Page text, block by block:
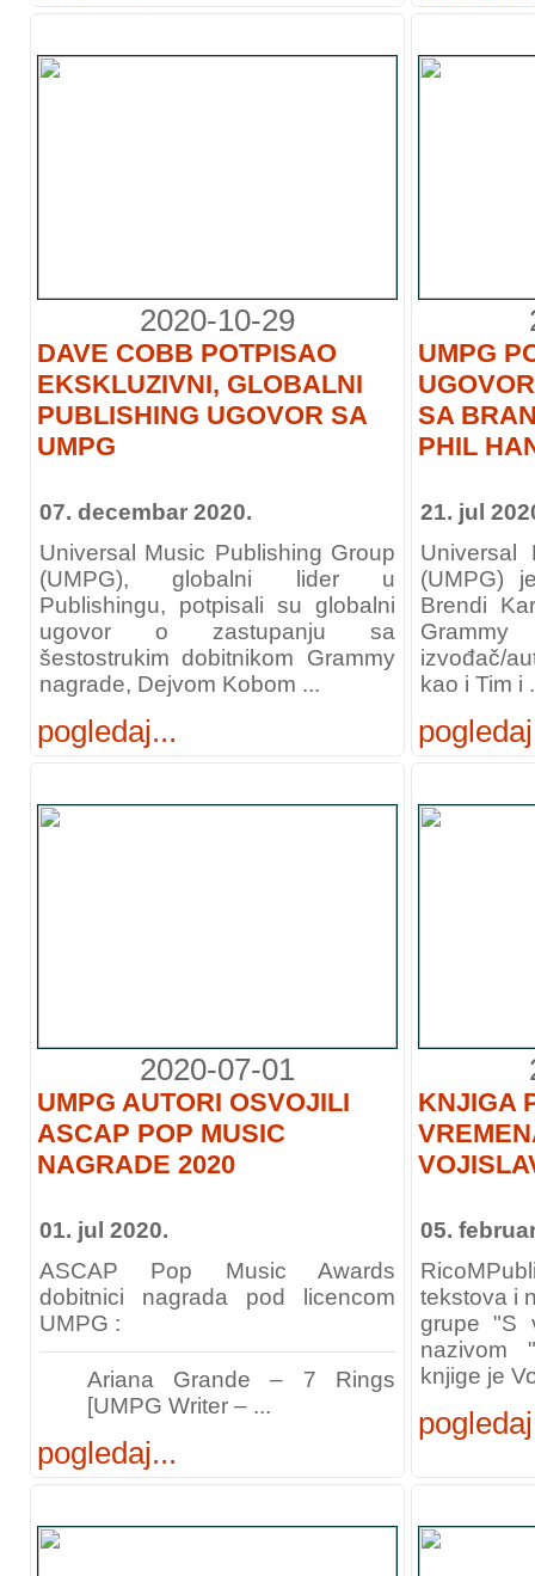
2020-10-29
DAVE COBB POTPISAO
EKSKLUZIVNI, GLOBALNI
PUBLISHING UGOVOR SA
UMPG
07. decembar 2020.
Universal Music Publishing Group
(UMPG), globalni lider u
Publishingu, potpisali su globalni
ugovor o zastupanju sa
šestostrukim dobitnikom Grammy
nagrade, Dejvom Kobom ...
pogledaj...
UMPG
SA
PHIL
21. jul
Universal
(UMPG)
Brendi
izvođač/
kao i Tim i
2020-07-01
UMPG AUTORI OSVOJILI
ASCAP POP MUSIC
NAGRADE 2020
01. jul 2020.
ASCAP Pop Music Awards
dobitnici nagrada pod licencom
UMPG :
Ariana Grande – 7 Rings
[UMPG Writer – ...
pogledaj...
KNJIGA
05.
tekstova i
grupe "S
nazivom
knjige je